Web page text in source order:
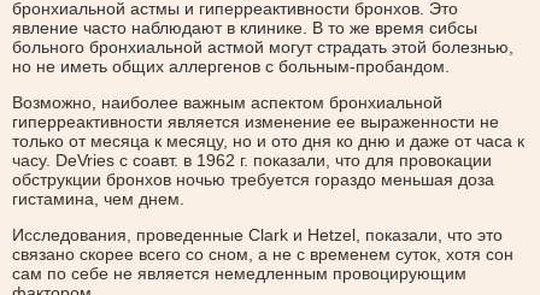
бронхиальной астмы и гиперреактивности бронхов. Это
явление часто наблюдают в клинике. В то же время сибсы
больного бронхиальной астмой могут страдать этой болезнью,
но не иметь общих аллергенов с больным-пробандом.
Возможно, наиболее важным аспектом бронхиальной
гиперреактивности является изменение ее выраженности не
только от месяца к месяцу, но и ото дня ко дню и даже от часа к
часу. DeVries с соавт. в 1962 г. показали, что для провокации
обструкции бронхов ночью требуется гораздо меньшая доза
гистамина, чем днем.
Исследования, проведенные Clark и Hetzel, показали, что это
связано скорее всего со сном, а не с временем суток, хотя сон
сам по себе не является немедленным провоцирующим